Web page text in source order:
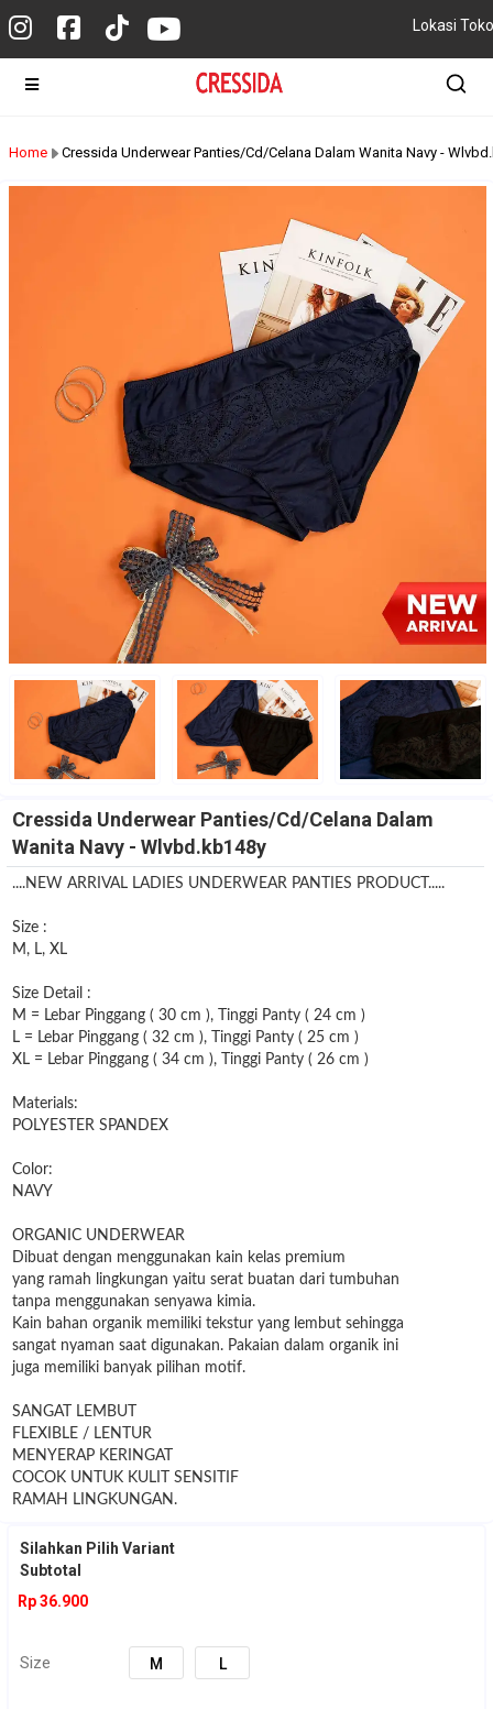
Lokasi Toko
Home Cressida Underwear Panties/Cd/Celana Dalam Wanita Navy -
Cressida Underwear Panties/Cd/Celana Dalam
Wanita Navy - Wlvbd.kb148y
....NEW ARRIVAL LADIES UNDERWEAR PANTIES PRODUCT.....
Size :
M, L, XL
Size Detail :
M = Lebar Pinggang ( 30 cm ), Tinggi Panty ( 24 cm )
L = Lebar Pinggang ( 32 cm ), Tinggi Panty ( 25 cm )
XL = Lebar Pinggang ( 34 cm ), Tinggi Panty ( 26 cm )
Materials:
POLYESTER SPANDEX
Color:
NAVY
ORGANIC UNDERWEAR
Dibuat dengan menggunakan kain kelas premium
yang ramah lingkungan yaitu serat buatan dari tumbuhan
tanpa menggunakan senyawa kimia.
Kain bahan organik memiliki tekstur yang lembut sehingga
sangat nyaman saat digunakan. Pakaian dalam organik ini
juga memiliki banyak pilihan motif.
SANGAT LEMBUT
FLEXIBLE / LENTUR
MENYERAP KERINGAT
COCOK UNTUK KULIT SENSITIF
RAMAH LINGKUNGAN.
NOTE !!!
jika stock yg kalian mau kosong , silahkan di chat terlebih dahulu
Silahkan Pilih Variant
Subtotal
Rp 36.900
Size M L